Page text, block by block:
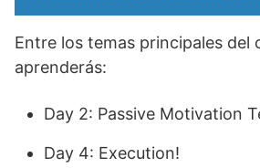
Entre los temas principales del
aprenderás:
Day 2: Passive Motivation
Day 4: Execution!